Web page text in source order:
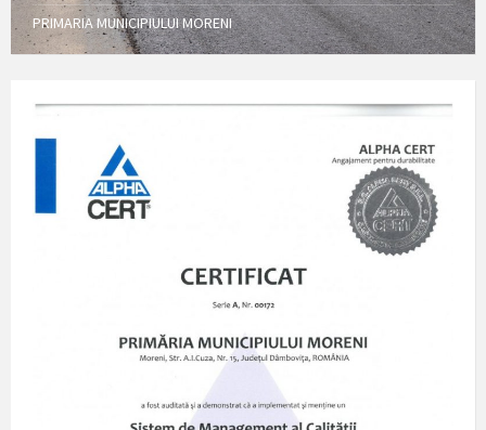
PRIMARIA MUNICIPIULUI MORENI